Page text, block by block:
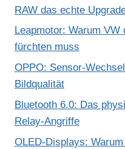
RAW das echte
Leapmotor: Warum
fürchten muss
OPPO: Sensor-
Bildqualität
Bluetooth 6.0: Das
Relay-Angriffe
OLED-Displays: